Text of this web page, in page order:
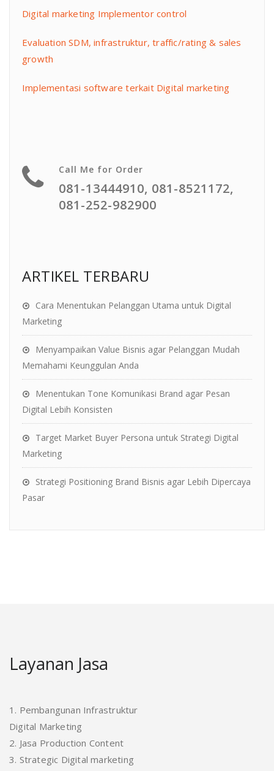
Digital marketing Implementor control
Evaluation SDM, infrastruktur, traffic/rating & sales
growth
Implementasi software terkait Digital marketing
Call Me for Order
081-13444910, 081-8521172,
081-252-982900
ARTIKEL TERBARU
Cara Menentukan Pelanggan Utama untuk Digital
Marketing
Menyampaikan Value Bisnis agar Pelanggan Mudah
Memahami Keunggulan Anda
Menentukan Tone Komunikasi Brand agar Pesan
Digital Lebih Konsisten
Target Market Buyer Persona untuk Strategi Digital
Marketing
Strategi Positioning Brand Bisnis agar Lebih Dipercaya
Pasar
Layanan Jasa
1. Pembangunan Infrastruktur
Digital Marketing
2. Jasa Production Content
3. Strategic Digital marketing